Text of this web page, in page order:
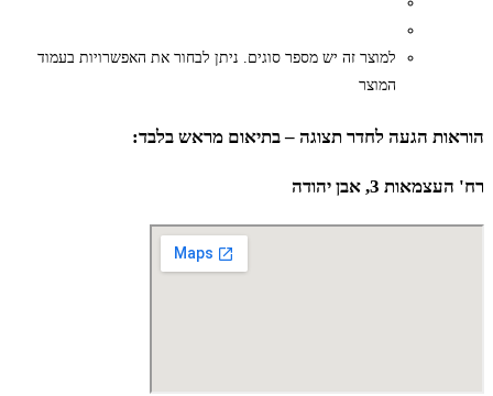
למוצר זה יש מספר סוגים. ניתן לבחור את האפשרויות בעמוד
המוצר
הוראות הגעה לחדר תצוגה – בתיאום מראש בלבד:
רח' העצמאות 3, אבן יהודה